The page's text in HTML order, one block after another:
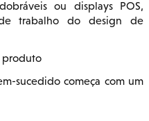
ou displays POS,
trabalho do design de
produto
sucedido começa com um